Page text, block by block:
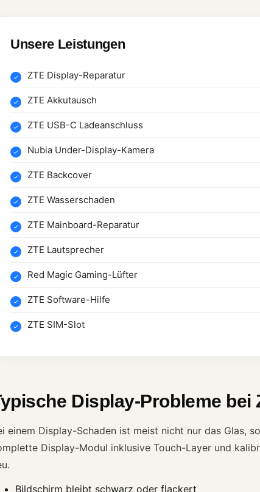
Unsere Leistungen
ZTE Display-Reparatur
ZTE Akkutausch
ZTE USB-C Ladeanschluss
Nubia Under-Display-Kamera
ZTE Backcover
ZTE Wasserschaden
ZTE Mainboard-Reparatur
ZTE Lautsprecher
Red Magic Gaming-Lüfter
ZTE Software-Hilfe
ZTE SIM-Slot
Display-Probleme bei
einem Display-Schaden ist meist nicht nur das Glas,
Display-Modul inklusive Touch-Layer und
Bildschirm bleibt schwarz oder flackert